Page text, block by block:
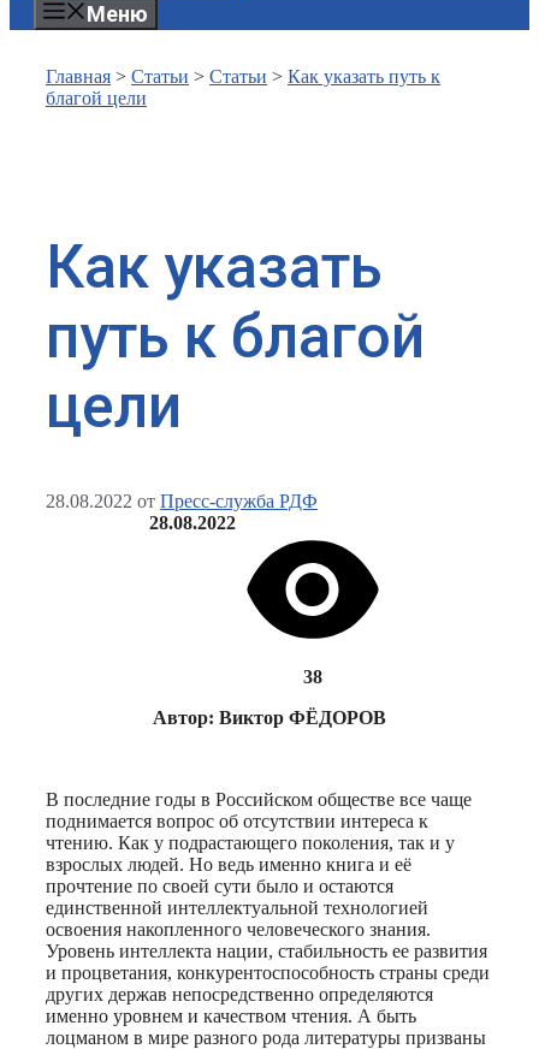
Меню
Главная > Статьи > Статьи > Как указать путь к
благой цели
Как указать
путь к благой
цели
28.08.2022 от Пресс-служба РДФ
28.08.2022
38
Автор: Виктор ФЁДОРОВ
В последние годы в Российском обществе все чаще
поднимается вопрос об отсутствии интереса к
чтению. Как у подрастающего поколения, так и у
взрослых людей. Но ведь именно книга и её
прочтение по своей сути было и остаются
единственной интеллектуальной технологией
освоения накопленного человеческого знания.
Уровень интеллекта нации, стабильность ее развития
и процветания, конкурентоспособность страны среди
других держав непосредственно определяются
именно уровнем и качеством чтения. А быть
лоцманом в мире разного рода литературы призваны